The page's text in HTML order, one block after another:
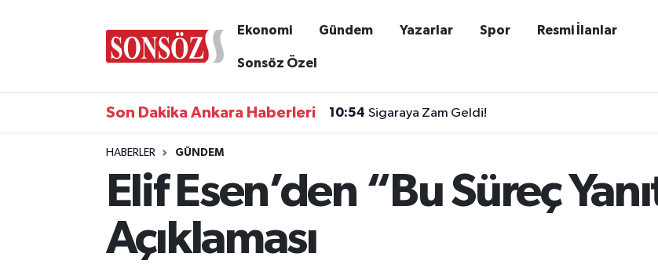
Ekonomi Gündem Yazarlar Spor Resmi İlanlar
Sonsöz Özel
Son Dakika Ankara Haberleri 10:54 Sigaraya Zam Geldi!
HABERLER GÜNDEM
Elif Esen’den “Bu Süreç
Açıklaması
Ankara Nöbetçi Eczaneler
Ankara Trafik Yoğunluk Haritası
Süper Lig Puan Durumu ve Fikstür